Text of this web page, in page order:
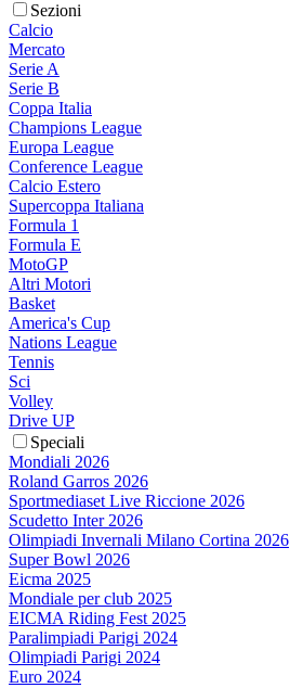
Sezioni
Calcio
Mercato
Serie A
Serie B
Coppa Italia
Champions League
Europa League
Conference League
Calcio Estero
Supercoppa Italiana
Formula 1
Formula E
MotoGP
Altri Motori
Basket
America's Cup
Nations League
Tennis
Sci
Volley
Drive UP
Speciali
Mondiali 2026
Roland Garros 2026
Sportmediaset Live Riccione 2026
Scudetto Inter 2026
Olimpiadi Invernali Milano Cortina 2026
Super Bowl 2026
Eicma 2025
Mondiale per club 2025
EICMA Riding Fest 2025
Paralimpiadi Parigi 2024
Olimpiadi Parigi 2024
Euro 2024